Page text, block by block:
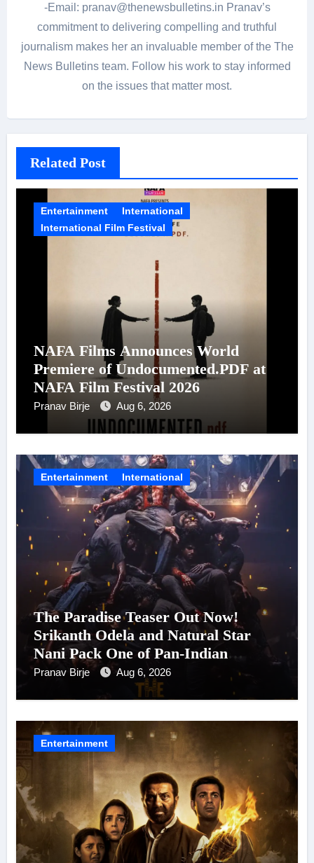
-Email: pranav@thenewsbulletins.in Pranav’s
commitment to delivering compelling and truthful
journalism makes her an invaluable member of the The
News Bulletins team. Follow his work to stay informed
on the issues that matter most.
Related Post
Entertainment
International
International Film Festival
NAFA Films Announces World
Premiere of Undocumented.PDF at
NAFA Film Festival 2026
Pranav Birje Aug 6, 2026
Entertainment International
The Paradise Teaser Out Now!
Srikanth Odela and Natural Star
Nani Pack One of Pan-Indian
Cinema’s Biggest Spectacles; Film
Arrives In Cinemas Worldwide on
Pranav Birje Aug 6, 2026
Entertainment